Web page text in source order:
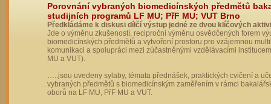
Porovnání vybraných biomedicínských předmětů
studijních programů LF MU; PřF MU; VUT Brno
Předkládáme k diskusi dílčí výstup jedné ze dvou klíčových
Jde o výměnu zkušeností, reciproční výměnu osvědčených forem
biomedicínských předmětů a vytvoření prostoru pro vzájemnou
komunikaci a spolupráci mezi zúčastněnými vzdělávacími
MU a VUT).
…..jsou uvedeny sylaby, témata přednášek, praktických cvičení a
vybraných předmětů s biomedicínským zaměřením v rámci
oborů na LF MU, PřF MU a VUT.